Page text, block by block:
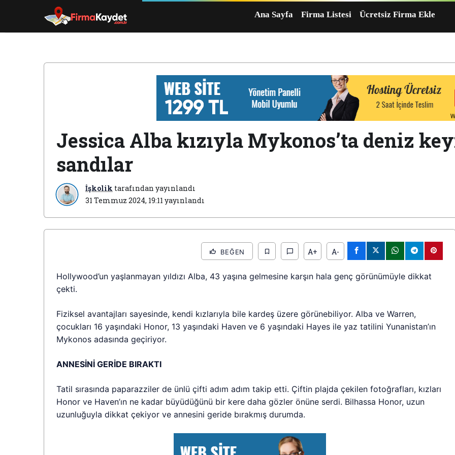
Ana Sayfa Firma Listesi Ücretsiz Firma Ekle
Jessica Alba kızıyla Mykonos’ta deniz
sandılar
İşkolik tarafından yayınlandı
31 Temmuz 2024, 19:11 yayınlandı
BEĞEN A+ A-
Hollywood’un yaşlanmayan yıldızı Alba, 43 yaşına gelmesine karşın hala genç görünümüyle dikkat
çekti.
Fiziksel avantajları sayesinde, kendi kızlarıyla bile kardeş üzere görünebiliyor. Alba ve Warren,
çocukları 16 yaşındaki Honor, 13 yaşındaki Haven ve 6 yaşındaki Hayes ile yaz tatilini Yunanistan’ın
Mykonos adasında geçiriyor.
ANNESİNİ GERİDE BIRAKTI
Tatil sırasında paparazziler de ünlü çifti adım adım takip etti. Çiftin plajda çekilen fotoğrafları, kızları
Honor ve Haven’ın ne kadar büyüdüğünü bir kere daha gözler önüne serdi. Bilhassa Honor, uzun
uzunluğuyla dikkat çekiyor ve annesini geride bırakmış durumda.